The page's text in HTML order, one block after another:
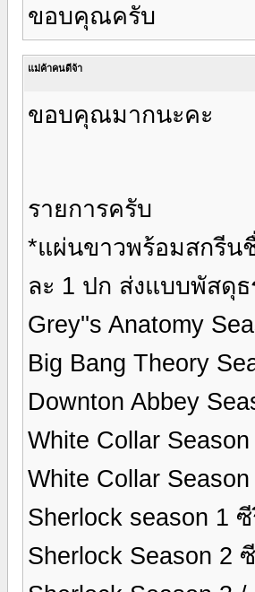
ขอบคุณครับ
แม่ค้าคนดีจ้า
ขอบคุณมากนะคะ
รายการครับ
*แผ่นขาวพร้อมสกรีน
ละ 1 ปก ส่งแบบพัสดุ
Grey''s Anatomy
Big Bang Theory
Downton Abbey
White Collar
White Collar
Sherlock season 1
Sherlock Season 2